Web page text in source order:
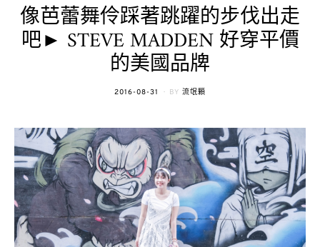
像芭蕾舞伶踩著跳躍的步伐出走
吧► STEVE MADDEN 好穿平價
的美國品牌
POSTED
2016-08-31 BY 流氓顆